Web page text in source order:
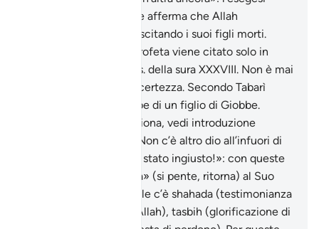
attinge alla tradizione e afferma che Allah
compensò Giobbe risuscitando i suoi figli morti.
«Dhu ’l-Kifl»: questo profeta viene citato solo in
questo passo e nel vers. della sura XXXVIII. Non è mai
stato identificato con certezza. Secondo Tabarì
(XXVII, 73-si tratterebbe di un figlio di Giobbe.
«l’Uomo del Pesce»: Giona, vedi introduzione
dell’omonima sura x. «Non c’è altro dio all’infuori di
Te! Gloria a Te! Io sono stato ingiusto!»: con queste
parole Giona fa «tawba» (si pente, ritorna) al Suo
Signore. In queste parole c’è shahada (testimonianza
di fede nell’Unicità di Allah), tasbih (glorificazione di